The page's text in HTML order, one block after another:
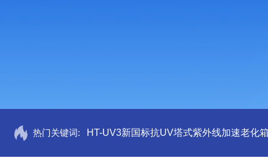
热门关键词: HT-UV3新国标抗UV塔式紫外线加速老化